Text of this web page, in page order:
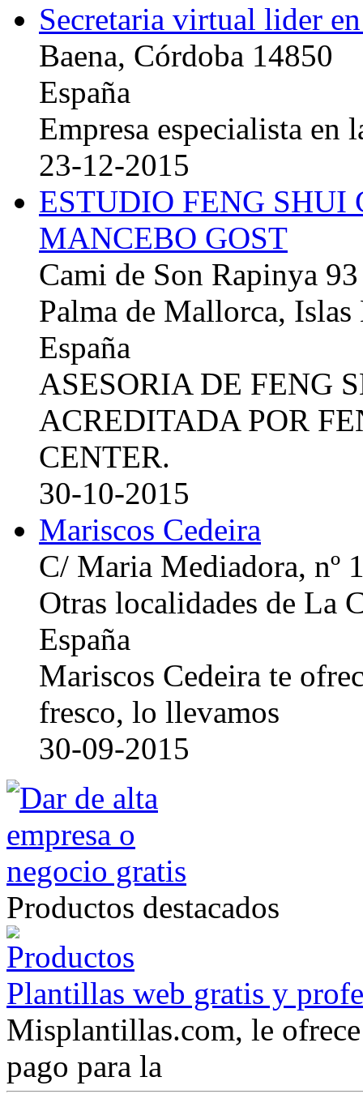
Secretaria virtual lider
Baena, Córdoba 14850
España
Empresa especialista en
23-12-2015
ESTUDIO FENG
MANCEBO GOST
Cami de Son Rapinya 93
Palma de Mallorca, Islas
España
ASESORIA DE FENG
ACREDITADA POR
CENTER.
30-10-2015
Mariscos Cedeira
C/ Maria Mediadora, nº
Otras localidades de La
España
Mariscos Cedeira te
fresco, lo llevamos
30-09-2015
Productos destacados
Plantillas web gratis y
Misplantillas.com, le
pago para la